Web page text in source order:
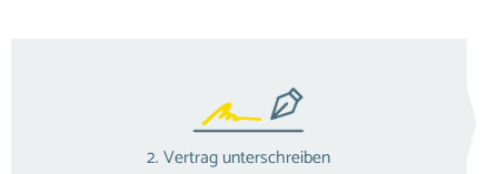
2. Vertrag unterschreiben